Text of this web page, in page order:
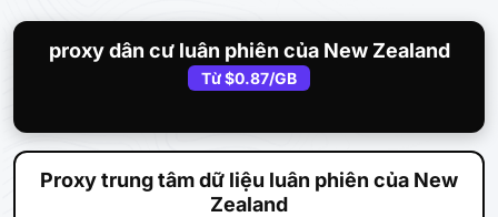
proxy dân cư luân phiên của New Zealand
Từ$0.87/GB
Proxy trung tâm dữ liệu luân phiên của New
Zealand